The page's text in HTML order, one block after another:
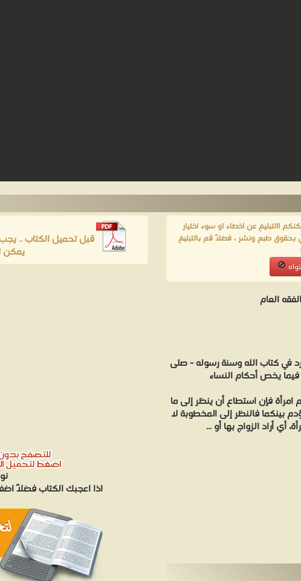
االتبليغ عن اخطاء او سوء اختيار
بحقوق طبع ونشر ، فضلاً قم بالتبليغ
العام
في كتاب الله وسنة رسوله - صلى
يخص أحكام النساء
فإن استطاع أن ينظر إلى ما
بينكما فالنظر إلى المخطوبة لا
أي أراد الزواج بها أو ...
قبل تحميل الكتاب ..
يمكن
اذا اعجبك الكتاب فضلاً